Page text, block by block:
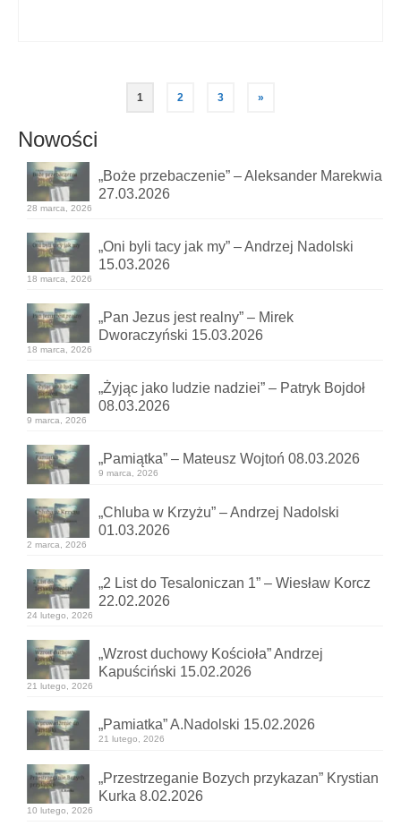
Stronicowanie
1 2 3 »
Nowości
„Boże przebaczenie” – Aleksander Marekwia
27.03.2026
28 marca, 2026
„Oni byli tacy jak my” – Andrzej Nadolski
15.03.2026
18 marca, 2026
„Pan Jezus jest realny” – Mirek
Dworaczyński 15.03.2026
18 marca, 2026
„Żyjąc jako ludzie nadziei” – Patryk Bojdoł
08.03.2026
9 marca, 2026
„Pamiątka” – Mateusz Wojtoń 08.03.2026
9 marca, 2026
„Chluba w Krzyżu” – Andrzej Nadolski
01.03.2026
2 marca, 2026
„2 List do Tesaloniczan 1” – Wiesław Korcz
22.02.2026
24 lutego, 2026
„Wzrost duchowy Kościoła” Andrzej
Kapuściński 15.02.2026
21 lutego, 2026
„Pamiatka” A.Nadolski 15.02.2026
21 lutego, 2026
„Przestrzeganie Bozych przykazan” Krystian
Kurka 8.02.2026
10 lutego, 2026